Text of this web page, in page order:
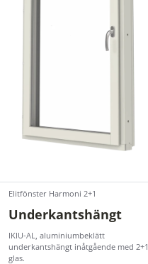
Elitfönster Harmoni 2+1
Underkantshängt
IKIU-AL, aluminiumbeklätt
underkantshängt inåtgående med 2+1
glas.